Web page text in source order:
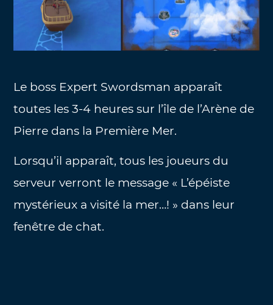
Le boss Expert Swordsman apparaît
toutes les 3-4 heures sur l’île de l’Arène de
Pierre dans la Première Mer.
Lorsqu’il apparaît, tous les joueurs du
serveur verront le message « L’épéiste
mystérieux a visité la mer…! » dans leur
fenêtre de chat.